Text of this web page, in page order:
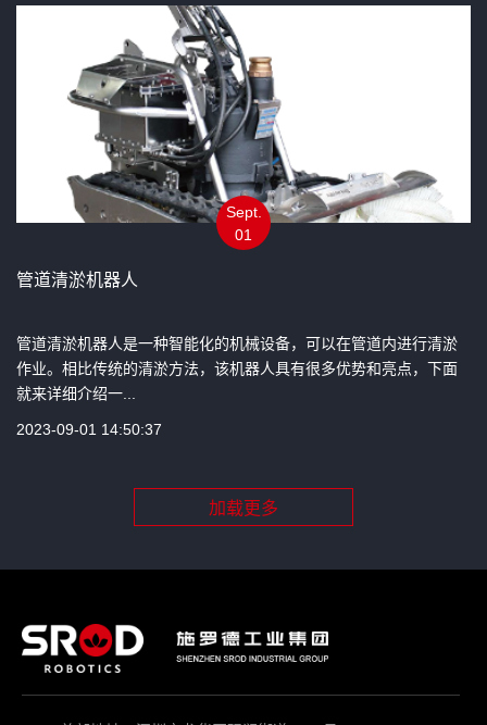
Sept.
01
管道清淤机器人
管道清淤机器人是一种智能化的机械设备，可以在管道内进行清淤
作业。相比传统的清淤方法，该机器人具有很多优势和亮点，下面
就来详细介绍一...
2023-09-01 14:50:37